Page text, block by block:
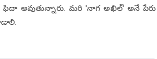
అవుతున్నారు. మ‌రి 'నాగ అఖిల్' అనే పేరు